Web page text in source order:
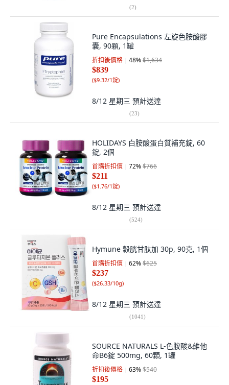
(2)
Pure Encapsulations 左旋色胺酸膠
囊, 90顆, 1罐
折扣後價格 48%$1,634
$839
($9.32/1錠)
8/12 星期三 預計送達
(23)
HOLIDAYS 白胺酸蛋白質補充錠, 60
錠, 2個
首購折扣價 72%$766
$211
($1.76/1錠)
8/12 星期三 預計送達
(524)
Hymune 穀胱甘肽加 30p, 90克, 1個
首購折扣價 62%$625
$237
($26.33/10g)
8/12 星期三 預計送達
(1041)
SOURCE NATURALS L-色胺酸&維他
命B6錠 500mg, 60顆, 1罐
折扣後價格 63%$540
$195